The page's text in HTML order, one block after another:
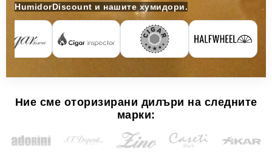
HumidorDiscount и нашите хумидори.
Ние сме оторизирани дилъри на следните
марки: